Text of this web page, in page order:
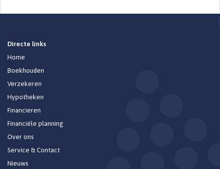
Directe links
Home
Boekhouden
Verzekeren
Hypotheken
Financieren
Financiële planning
Over ons
Service & Contact
Nieuws